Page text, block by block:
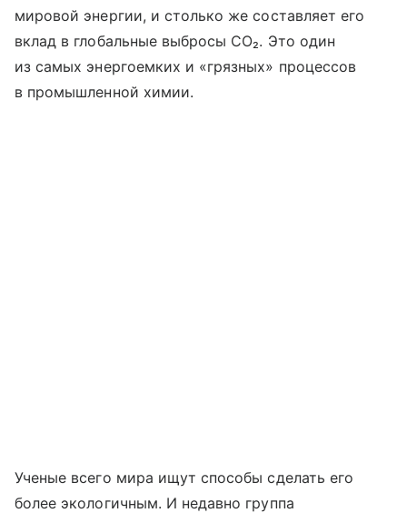
мировой энергии, и столько же составляет его
вклад в глобальные выбросы CO₂. Это один
из самых энергоемких и «грязных» процессов
в промышленной химии.
Ученые всего мира ищут способы сделать его
более экологичным. И недавно группа